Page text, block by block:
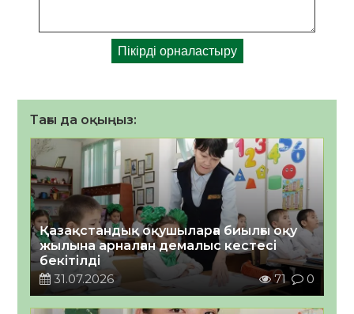
Тағы да оқыңыз:
Қазақстандық оқушыларға биылғы оқу
жылына арналған демалыс кестесі
бекітілді
31.07.2026
71 0